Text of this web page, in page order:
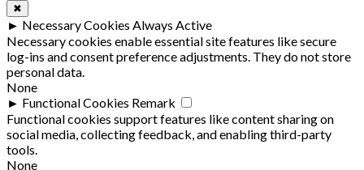
✖
► Necessary Cookies Always Active
Necessary cookies enable essential site features like secure
log-ins and consent preference adjustments. They do not store
personal data.
None
► Functional Cookies Remark
Functional cookies support features like content sharing on
social media, collecting feedback, and enabling third-party
tools.
None